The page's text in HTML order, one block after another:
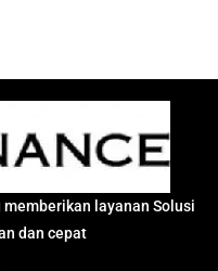
layanan Solusi
dan cepat